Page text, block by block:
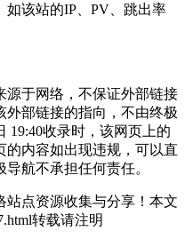
如该站的IP、PV、跳出率
源于网络，不保证外部链接
外部链接的指向，不由终极
19:40收录时，该网页上的
的内容如出现违规，可以直
航不承担任何责任。
点资源收集与分享！ 本文
转载请注明